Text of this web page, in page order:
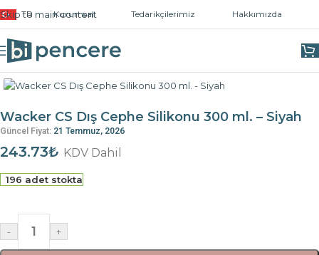
Skip to main content
TR Kurumsal Tedarikçilerimiz Hakkımızda
Ana Sayfa
Wacker CS Dış Cephe Silikonu 300 ml. – Siyah
Güncel Fiyat: 21 Temmuz, 2026
243.73₺ KDV Dahil
196 adet stokta
- +